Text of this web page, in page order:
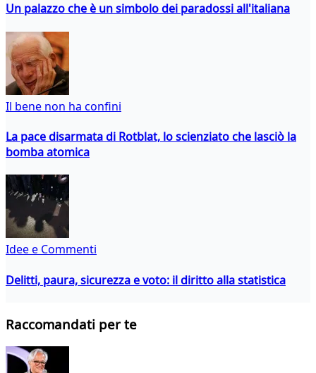
Un palazzo che è un simbolo dei paradossi all'italiana
Il bene non ha confini
La pace disarmata di Rotblat, lo scienziato che lasciò la
bomba atomica
Idee e Commenti
Delitti, paura, sicurezza e voto: il diritto alla statistica
Raccomandati per te